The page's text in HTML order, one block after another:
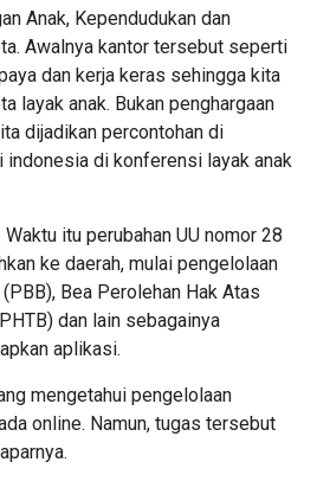
Anak, Kependudukan dan
Awalnya kantor tersebut seperti
dan kerja keras sehingga kita
layak anak. Bukan penghargaan
dijadikan percontohan di
indonesia di konferensi layak anak
itu perubahan UU nomor 28
ke daerah, mulai pengelolaan
Bea Perolehan Hak Atas
dan lain sebagainya
aplikasi.
mengetahui pengelolaan
online. Namun, tugas tersebut